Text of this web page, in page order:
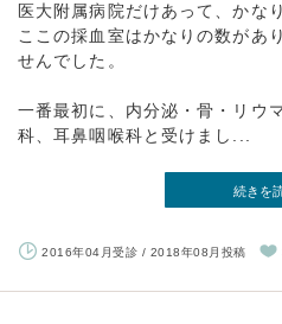
医大附属病院だけあって、かな
ここの採血室はかなりの数があ
せんでした。
一番最初に、内分泌・骨・リウ
科、耳鼻咽喉科と受けまし...
続きを
2016年04月受診 / 2018年08月投稿